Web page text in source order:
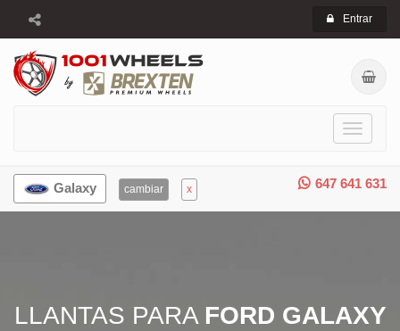
Entrar
Toggle
647 641 631
Galaxy cambiar x
LLANTAS PARA FORD GALAXY